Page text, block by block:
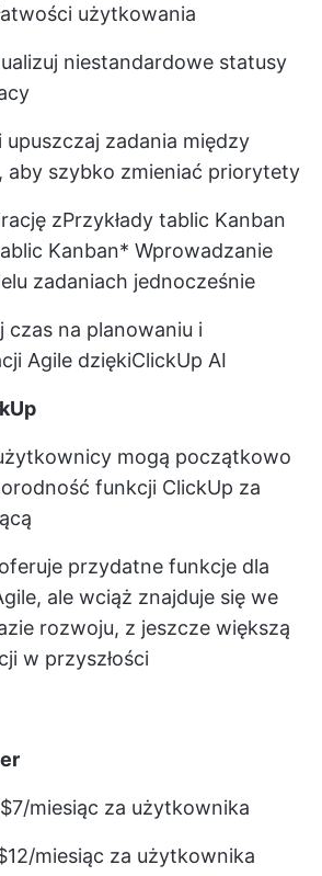
użytkowania
niestandardowe statusy
upuszczaj zadania między
aby szybko zmieniać priorytety
zPrzykłady tablic Kanban
Kanban* Wprowadzanie
zadaniach jednocześnie
czas na planowaniu i
Agile dziękiClickUp AI
mogą początkowo
funkcji ClickUp za
przydatne funkcje dla
ale wciąż znajduje się we
rozwoju, z jeszcze większą
w przyszłości
$7/miesiąc za użytkownika
miesiąc za użytkownika